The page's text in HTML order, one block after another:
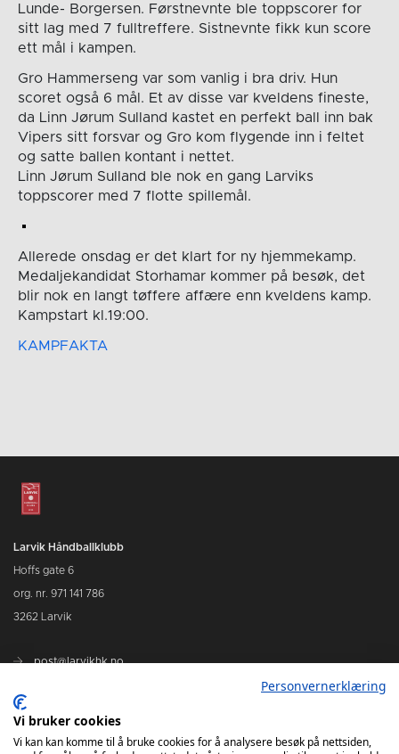
Lunde- Borgersen. Førstnevnte ble toppscorer for
sitt lag med 7 fulltreffere. Sistnevnte fikk kun score
ett mål i kampen.
Gro Hammerseng var som vanlig i bra driv. Hun
scoret også 6 mål. Et av disse var kveldens fineste,
da Linn Jørum Sulland kastet en perfekt ball inn bak
Vipers sitt forsvar og Gro kom flygende inn i feltet
og satte ballen kontant i nettet.
Linn Jørum Sulland ble nok en gang Larviks
toppscorer med 7 flotte spillemål.
Allerede onsdag er det klart for ny hjemmekamp.
Medaljekandidat Storhamar kommer på besøk, det
blir nok en langt tøffere affære enn kveldens kamp.
Kampstart kl.19:00.
KAMPFAKTA
Larvik Håndballklubb
Hoffs gate 6
org. nr. 971 141 786
3262 Larvik
post@larvikhk.no
Personvernerklæring
Vi bruker cookies
Vi kan kan komme til å bruke cookies for å analysere besøk på nettsiden,